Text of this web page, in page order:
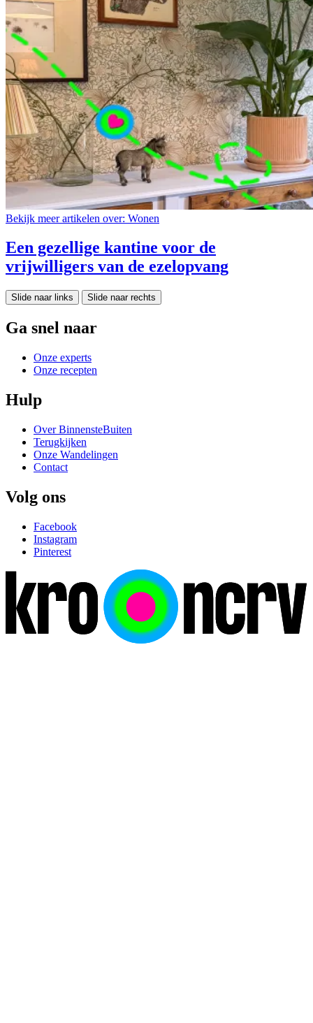
Bekijk meer artikelen over: Wonen
Een gezellige kantine voor de
vrijwilligers van de ezelopvang
Slide naar links Slide naar rechts
Ga snel naar
Onze experts
Onze recepten
Hulp
Over BinnensteBuiten
Terugkijken
Onze Wandelingen
Contact
Volg ons
Facebook
Instagram
Pinterest